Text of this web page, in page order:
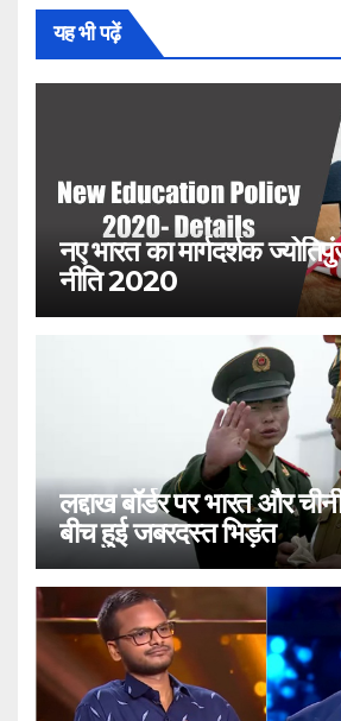
यह भी पढ़ें
नए भारत का मार्गदर्शक
नीति 2020
लद्दाख बॉर्डर पर भारत और
बीच हुई जबरदस्त भिड़ंत